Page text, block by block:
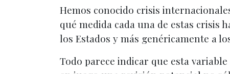
Hemos conocido crisis
qué medida cada una de estas crisis
los Estados y más genéricamente a
Todo parece indicar que esta